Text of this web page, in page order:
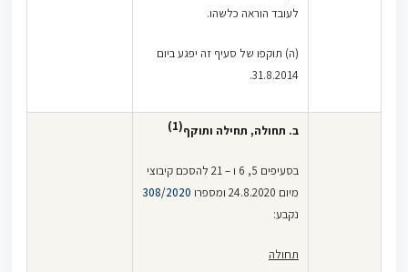
לעובד הוראה כלשהו.
(ה) תוקפו של סעיף זה יפגע ביום
31.8.2014.
ב. תחולה, תחילה ותוקף(1)
בסעיפים 5, 6 ו – 21 להסכם קיבוצי
מיום 24.8.2020 ומספרו
308/2020
נקבע:
תחולה